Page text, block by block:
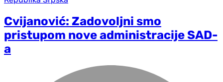
Cvijanović: Zadovoljni smo
pristupom nove administracije SAD-
a